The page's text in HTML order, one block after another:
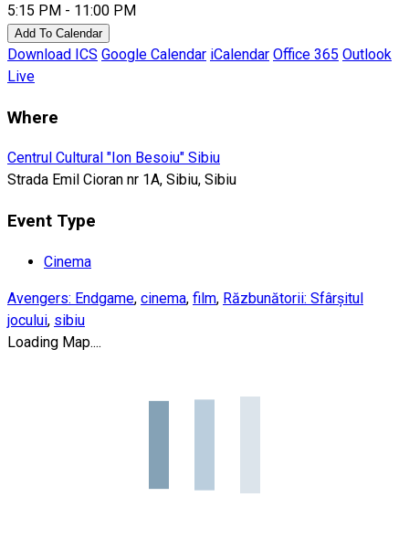
5:15 PM - 11:00 PM
Add To Calendar
Download ICS Google Calendar iCalendar Office 365 Outlook
Live
Where
Centrul Cultural "Ion Besoiu" Sibiu
Strada Emil Cioran nr 1A, Sibiu, Sibiu
Event Type
Cinema
Avengers: Endgame, cinema, film, Răzbunătorii: Sfârşitul
jocului, sibiu
Loading Map....